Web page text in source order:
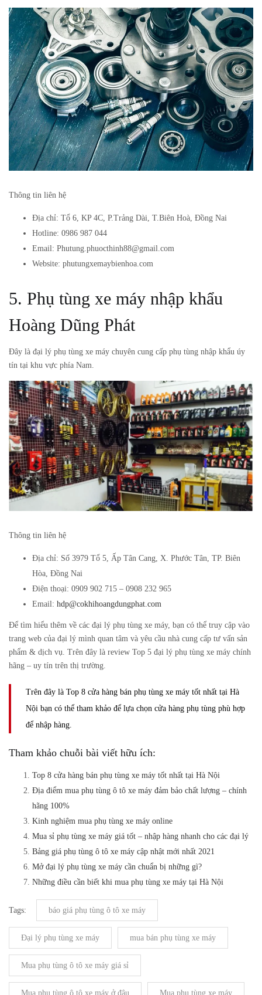
Thông tin liên hệ
Địa chỉ: Tổ 6, KP 4C, P.Trảng Dài, T.Biên Hoà, Đồng Nai
Hotline: 0986 987 044
Email: Phutung.phuocthinh88@gmail.com
Website: phutungxemaybienhoa.com
5. Phụ tùng xe máy nhập khẩu
Hoàng Dũng Phát
Đây là đại lý phụ tùng xe máy chuyên cung cấp phụ tùng nhập khẩu úy
tín tại khu vực phía Nam.
Thông tin liên hệ
Địa chỉ: Số 3979 Tổ 5, Ấp Tân Cang, X. Phước Tân, TP. Biên
Hòa, Đồng Nai
Điện thoại: 0909 902 715 – 0908 232 965
Email: hdp@cokhihoangdungphat.com
Để tìm hiểu thêm về các đại lý phụ tùng xe máy, bạn có thể truy cập vào
trang web của đại lý mình quan tâm và yêu cầu nhà cung cấp tư vấn sản
phẩm & dịch vụ. Trên đây là review Top 5 đại lý phụ tùng xe máy chính
hãng – uy tín trên thị trường.
Trên đây là Top 8 cửa hàng bán phụ tùng xe máy tốt nhất tại Hà
Nội bạn có thể tham khảo để lựa chọn cửa hàng phụ tùng phù hợp
để nhập hàng.
Tham khảo chuỗi bài viết hữu ích:
Top 8 cửa hàng bán phụ tùng xe máy tốt nhất tại Hà Nội
Địa điểm mua phụ tùng ô tô xe máy đảm bảo chất lượng – chính
hãng 100%
Kinh nghiệm mua phụ tùng xe máy online
Mua sỉ phụ tùng xe máy giá tốt – nhập hàng nhanh cho các đại lý
Bảng giá phụ tùng ô tô xe máy cập nhật mới nhất 2021
Mở đại lý phụ tùng xe máy cần chuẩn bị những gì?
Những điều cần biết khi mua phụ tùng xe máy tại Hà Nội
Tags: báo giá phụ tùng ô tô xe máy
Đại lý phụ tùng xe máy mua bán phụ tùng xe máy
Mua phụ tùng ô tô xe máy giá sỉ
Mua phụ tùng ô tô xe máy ở đâu Mua phụ tùng xe máy